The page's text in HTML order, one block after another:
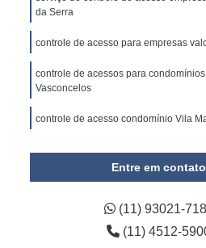
Empresa de Gestão de
em Administração de
em Administração de
Limpeza
Empresa de
e Limpeza Predial
e Conservação Predial
de Limpeza e Conservação
da Serra
controle de acesso para empresas
controle de acessos para
Vasconcelos
controle de acesso condomínio Vila
Entre em contato
(11) 93021-
(11) 4512-